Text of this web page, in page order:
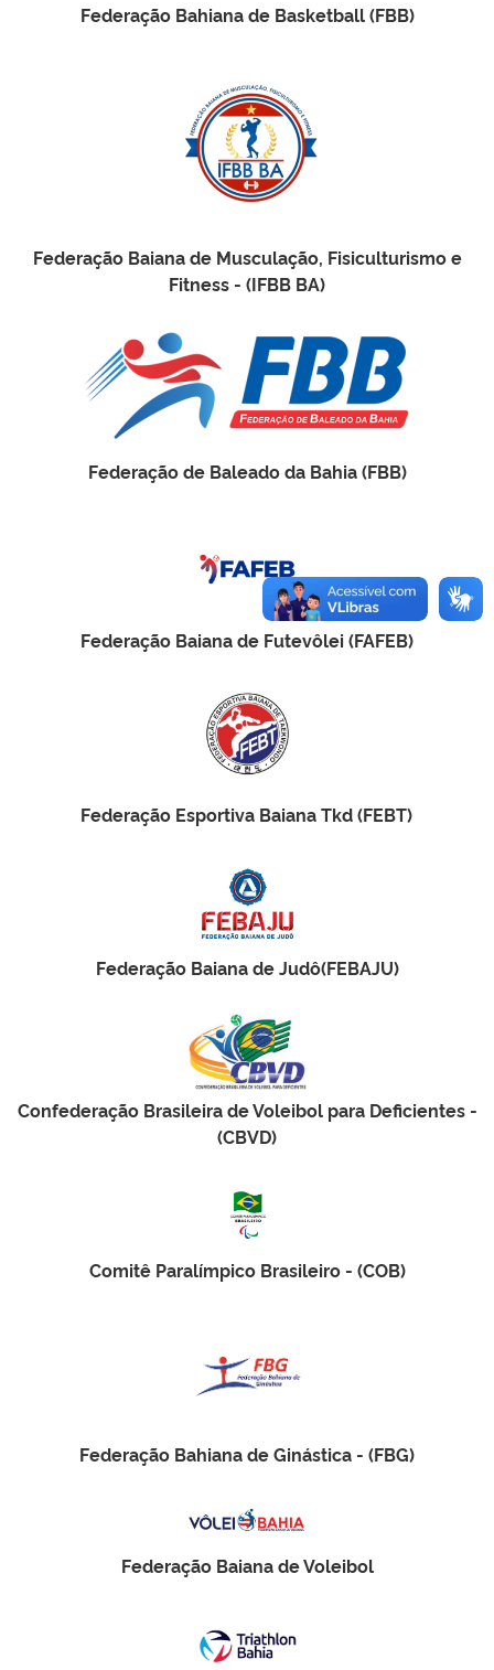
Federação Bahiana de Basketball (FBB)
Federação Baiana de Musculação, Fisiculturismo e
Fitness - (IFBB BA)
Federação de Baleado da Bahia (FBB)
Federação Baiana de Futevôlei (FAFEB)
Federação Esportiva Baiana Tkd (FEBT)
Federação Baiana de Judô(FEBAJU)
Confederação Brasileira de Voleibol para Deficientes -
(CBVD)
Comitê Paralímpico Brasileiro - (COB)
Federação Bahiana de Ginástica - (FBG)
Federação Baiana de Voleibol